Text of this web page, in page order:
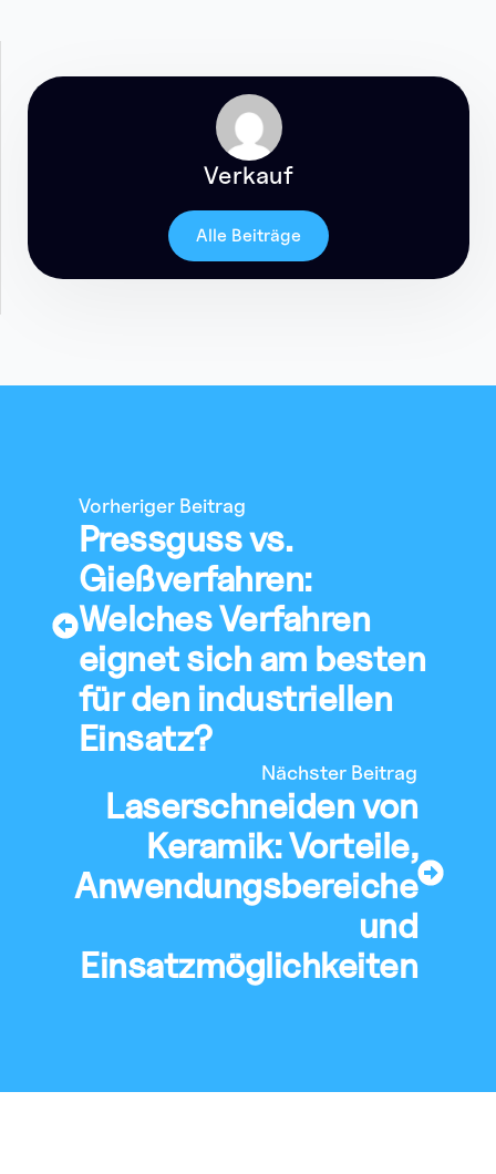
Verkauf
Alle Beiträge
Vorheriger Beitrag
Pressguss vs.
Gießverfahren:
Welches Verfahren
eignet sich am besten
für den industriellen
Einsatz?
Nächster Beitrag
Laserschneiden von
Keramik: Vorteile,
Anwendungsbereiche
und
Einsatzmöglichkeiten